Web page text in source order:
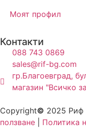
Моят профил
Контакти
088 743 0869
sales@rif-bg.com
гр.Благоевград,
магазин "Всичко
Copyright© 2025
ползване
Политика